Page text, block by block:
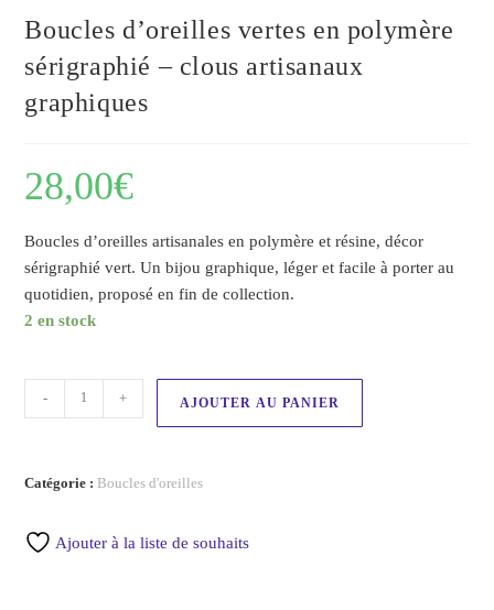
Boucles d’oreilles vertes en polymère
sérigraphié – clous artisanaux
graphiques
28,00€
Boucles d’oreilles artisanales en polymère et résine, décor
sérigraphié vert. Un bijou graphique, léger et facile à porter au
quotidien, proposé en fin de collection.
2 en stock
- + AJOUTER AU PANIER
Catégorie : Boucles d'oreilles
Ajouter à la liste de souhaits